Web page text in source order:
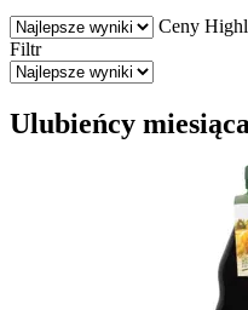
Ceny
Filtr
Ulubieńcy